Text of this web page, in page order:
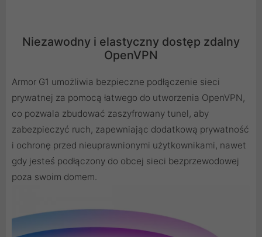
Niezawodny i elastyczny dostęp zdalny
OpenVPN
Armor G1 umożliwia bezpieczne podłączenie sieci
prywatnej za pomocą łatwego do utworzenia OpenVPN,
co pozwala zbudować zaszyfrowany tunel, aby
zabezpieczyć ruch, zapewniając dodatkową prywatność
i ochronę przed nieuprawnionymi użytkownikami, nawet
gdy jesteś podłączony do obcej sieci bezprzewodowej
poza swoim domem.